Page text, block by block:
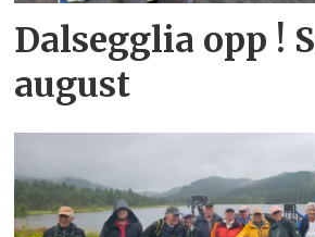
Dalsegglia opp !
august